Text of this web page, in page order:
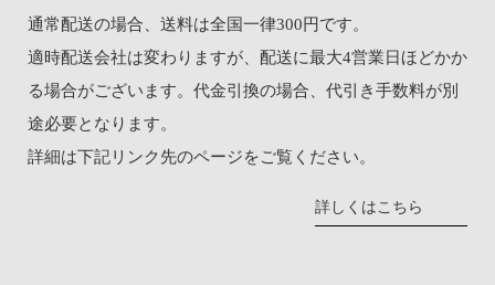
通常配送の場合、送料は全国一律300円です。
適時配送会社は変わりますが、配送に最大4営業日ほどかか
る場合がございます。代金引換の場合、代引き手数料が別
途必要となります。
詳細は下記リンク先のページをご覧ください。
詳しくはこちら